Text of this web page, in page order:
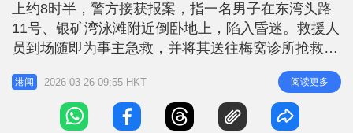
n
i
i
c
t
u
r
上约8时半，警方接获报案，指一名男子在东湾头路
11号、银矿湾泳滩附近倒卧地上，陷入昏迷。救援人
员到场随即为事主急救，并将其送往梅窝诊所抢救，
惟最终证实不治。警方其后接手调查，初步相信事主
曾接触现场树旁的一支灯柱，触电致死。 据悉，57
岁姓陈死者是地盘工人，在梅窝市区的一个地盘工
作。昨日他和同地盘的52岁姓周女同事均不用上班，
港闻 2026-03-26 09:55 HKT 阅读更多